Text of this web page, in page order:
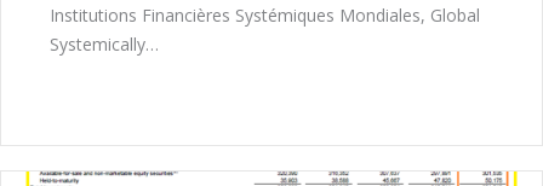
Institutions Financières Systémiques Mondiales, Global
Systemically…